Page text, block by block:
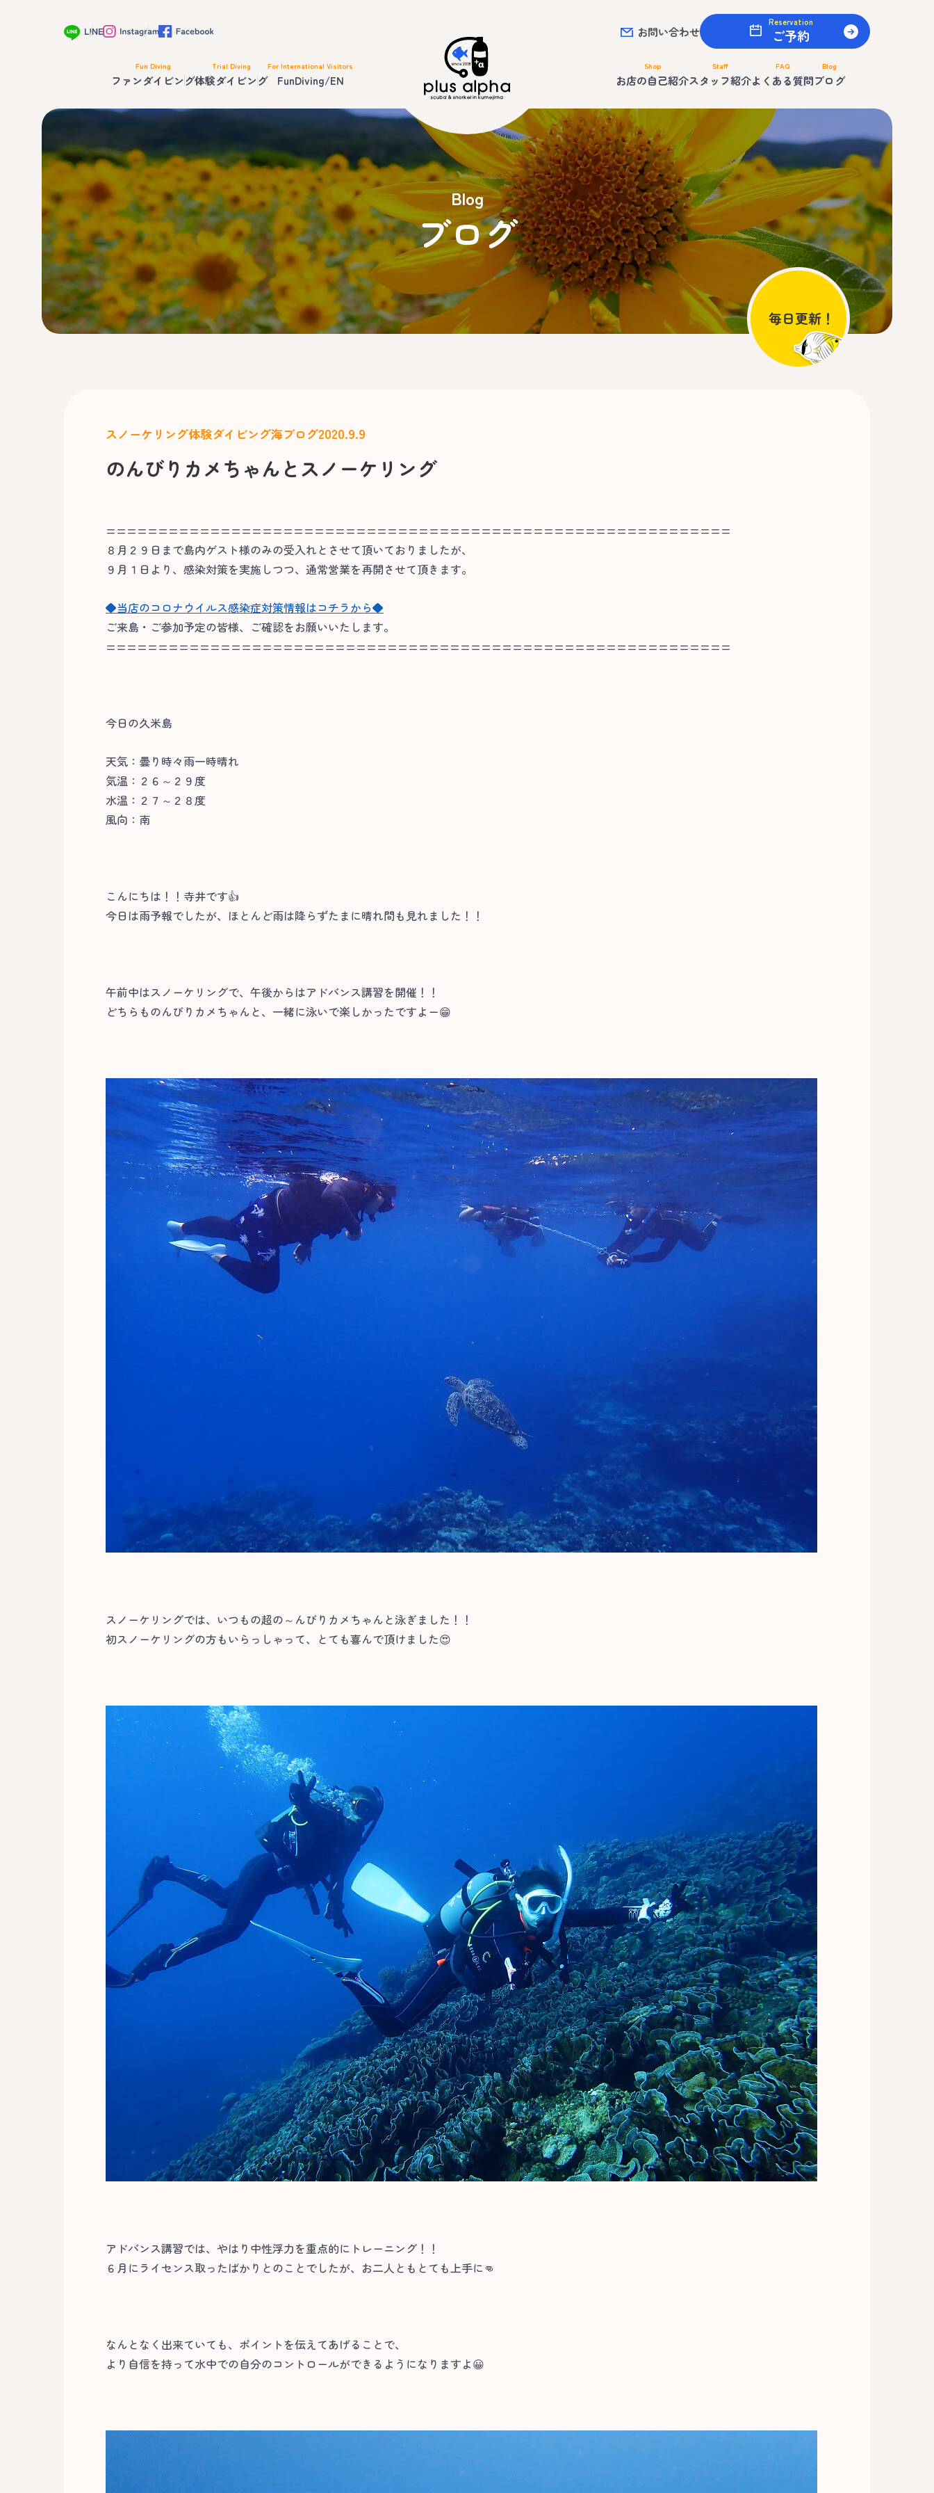
お問い合わせ
Reservation
ご予約
Fun Diving
ファンダイビング
Trial Diving
体験ダイビング
For International Visitors
FunDiving/EN
Shop
お店の自己紹介
Staff
スタッフ紹介
FAQ
よくある質問
Blog
ブログ
Blog
ブログ
スノーケリング体験ダイビング海ブログ2020.9.9
のんびりカメちゃんとスノーケリング
============================================================
８月２９日まで島内ゲスト様のみの受入れとさせて頂いておりましたが、
９月１日より、感染対策を実施しつつ、通常営業を再開させて頂きます。
◆当店のコロナウイルス感染症対策情報はコチラから◆
ご来島・ご参加予定の皆様、ご確認をお願いいたします。
============================================================
今日の久米島
天気：曇り時々雨一時晴れ
気温：２６～２９度
水温：２７～２８度
風向：南
こんにちは！！寺井です👍
今日は雨予報でしたが、ほとんど雨は降らずたまに晴れ間も見れました！！
午前中はスノーケリングで、午後からはアドバンス講習を開催！！
どちらものんびりカメちゃんと、一緒に泳いで楽しかったですよー😁
スノーケリングでは、いつもの超の～んびりカメちゃんと泳ぎました！！
初スノーケリングの方もいらっしゃって、とても喜んで頂けました😍
アドバンス講習では、やはり中性浮力を重点的にトレーニング！！
６月にライセンス取ったばかりとのことでしたが、お二人ともとても上手に👊
なんとなく出来ていても、ポイントを伝えてあげることで、
より自信を持って水中での自分のコントロールができるようになりますよ😀